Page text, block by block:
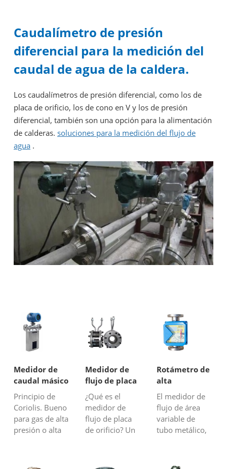
Caudalímetro de presión
diferencial para la medición del
caudal de agua de la caldera.
Los caudalímetros de presión diferencial, como los de
placa de orificio, los de cono en V y los de presión
diferencial, también son una opción para la alimentación
de calderas. soluciones para la medición del flujo de
agua .
Medidor de
caudal másico
de gas
Principio de
Coriolis. Bueno
para gas de alta
presión o alta
Medidor de
flujo de placa
de orificio
¿Qué es el
medidor de
flujo de placa
de orificio? Un
Rotámetro de
alta
temperatura
El medidor de
flujo de área
variable de
tubo metálico,
de medición de